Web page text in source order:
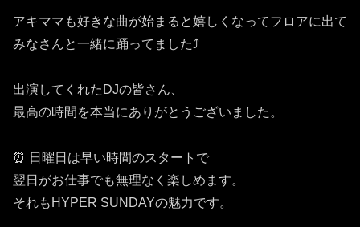
アキママも好きな曲が始まると嬉しくなってフロアに出て
みなさんと一緒に踊ってました⤴️
出演してくれたDJの皆さん、
最高の時間を本当にありがとうございました。
⏰ 日曜日は早い時間のスタートで
翌日がお仕事でも無理なく楽しめます。
それもHYPER SUNDAYの魅力です。